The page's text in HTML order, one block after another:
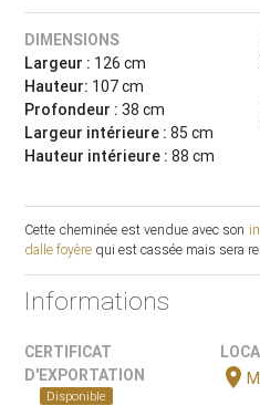
DIMENSIONS
Largeur : 126 cm
Hauteur: 107 cm
Profondeur : 38 cm
Largeur intérieure :85 cm
Hauteur intérieure :88 cm
Cette cheminée est vendue avec son
dalle foyère qui est cassée mais sera
Informations
CERTIFICAT
D'EXPORTATION
Disponible
location_on